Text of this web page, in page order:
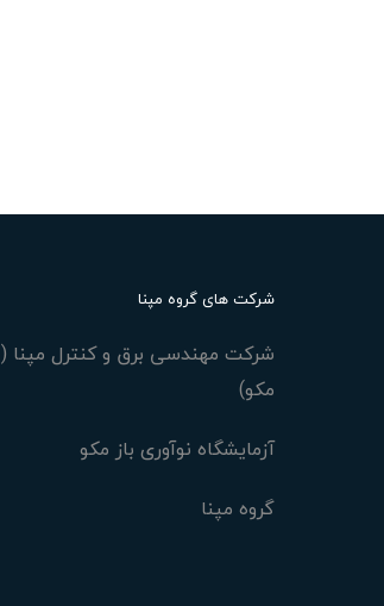
شرکت های گروه مپنا
شرکت مهندسی برق و کنترل مپنا (
مکو)
آزمایشگاه نوآوری باز مکو
گروه مپنا